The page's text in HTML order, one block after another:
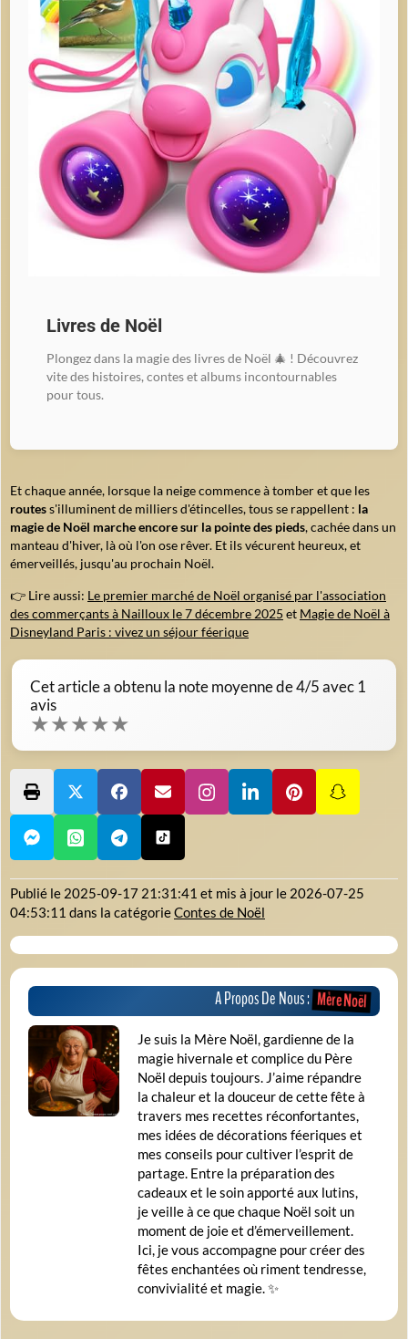
Livres de Noël
Plongez dans la magie des livres de Noël 🎄 ! Découvrez
vite des histoires, contes et albums incontournables
pour tous.
Et chaque année, lorsque la neige commence à tomber et que les
routess'illuminent de milliers d'étincelles, tous se rappellent : la
magie de Noël marche encore sur la pointe des pieds, cachée dans un
manteau d'hiver, là où l'on ose rêver. Et ils vécurent heureux, et
émerveillés, jusqu'au prochain Noël.
👉 Lire aussi: Le premier marché de Noël organisé par l'association
des commerçants à Nailloux le 7 décembre 2025 et Magie de Noël à
Disneyland Paris : vivez un séjour féerique
Cet article a obtenu la note moyenne de4/5 avec 1
avis
★★★★★
Publié le 2025-09-17 21:31:41 et mis à jour le 2026-07-25
04:53:11 dans la catégorieContes de Noël
A Propos De Nous :Mère Noël
Je suis la Mère Noël, gardienne de la
magie hivernale et complice du Père
Noël depuis toujours. J’aime répandre
la chaleur et la douceur de cette fête à
travers mes recettes réconfortantes,
mes idées de décorations féeriques et
mes conseils pour cultiver l’esprit de
partage. Entre la préparation des
cadeaux et le soin apporté aux lutins,
je veille à ce que chaque Noël soit un
moment de joie et d’émerveillement.
Ici, je vous accompagne pour créer des
fêtes enchantées où riment tendresse,
convivialité et magie. ✨